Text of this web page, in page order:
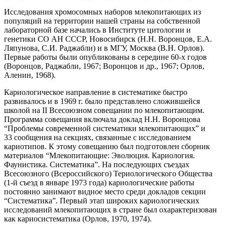
Исследования хромосомных наборов млекопитающих из
популяций на территории нашей страны на собственной
лабораторной базе начались в Институте цитологии и
генетики СО АН СССР, Новосибирск (Н.Н. Воронцов, Е.А.
Ляпунова, С.И. Раджабли) и в МГУ, Москва (В.Н. Орлов).
Первые работы были опубликованы в середине 60-х годов
(Воронцов, Раджабли, 1967; Воронцов и др., 1967; Орлов,
Аленин, 1968).
Кариологическое направление в систематике быстро
развивалось и в 1969 г. было представлено сложившейся
школой на II Всесоюзном совещании по млекопитающим.
Программа совещания включала доклад Н.Н. Воронцова
“Проблемы современной систематики млекопитающих” и
33 сообщения на секциях, связанные с исследованием
кариотипов. К этому совещанию был подготовлен сборник
материалов “Млекопитающие: Эволюция. Кариология.
Фаунистика. Систематика”. На последующих съездах
Всесоюзного (Всероссийского) Териологического Общества
(1-й съезд в январе 1973 года) кариологические работы
постоянно занимают видное место среди докладов секции
“Систематика”. Первый этап широких кариологических
исследований млекопитающих в стране был охарактеризован
как кариосистематика (Орлов, 1970, 1974).